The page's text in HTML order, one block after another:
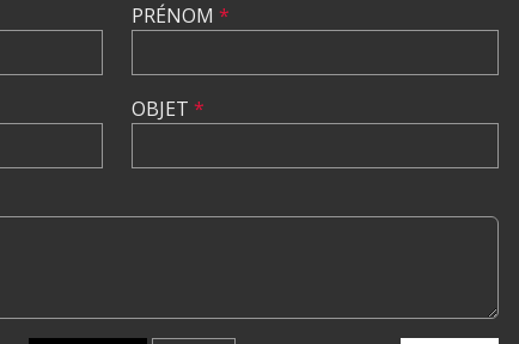
PRÉNOM *
OBJET *